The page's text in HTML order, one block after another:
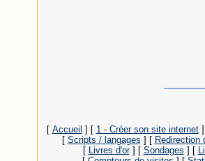
[ Accueil ] [ 1 - Créer son site internet]
[ Scripts / langages ] [ Redirection
[ Livres d'or] [ Sondages ] [